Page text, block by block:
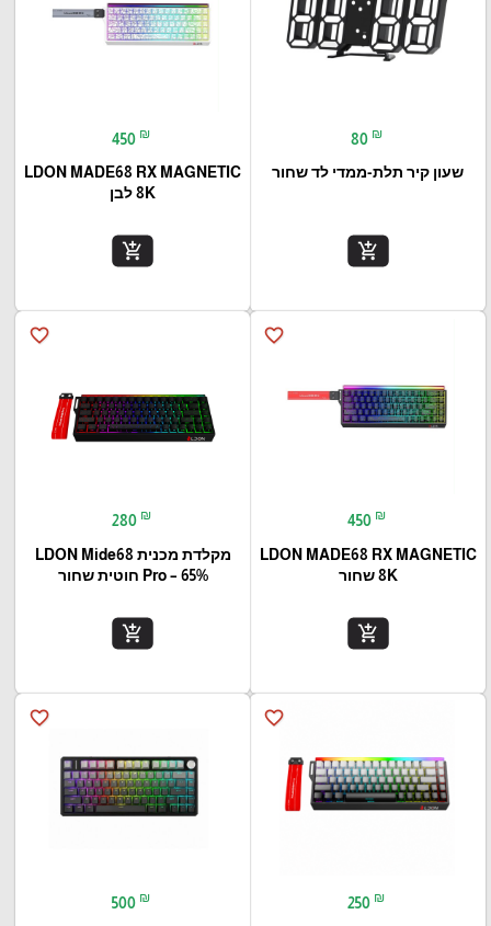
80 ₪
שעון קיר תלת-ממדי לד שחור
add_shopping_cart
450 ₪
LDON MADE68 RX MAGNETIC
8K לבן
add_shopping_cart
favorite_border
450 ₪
LDON MADE68 RX MAGNETIC
8K שחור
add_shopping_cart
favorite_border
280 ₪
מקלדת מכנית LDON Mide68
Pro – 65% חוטית שחור
add_shopping_cart
favorite_border
250 ₪
favorite_border
500 ₪